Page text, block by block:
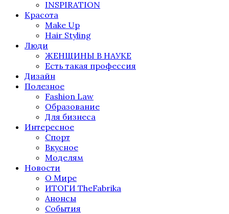
INSPIRATION
Красота
Make Up
Hair Styling
Люди
ЖЕНЩИНЫ В НАУКЕ
Есть такая профессия
Дизайн
Полезное
Fashion Law
Образование
Для бизнеса
Интересное
Спорт
Вкусное
Моделям
Новости
О Мире
ИТОГИ TheFabrika
Анонсы
События